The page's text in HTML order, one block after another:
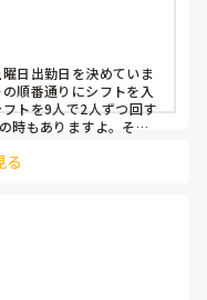
ければ自身で代わりの
とを考えています。
日出勤日を決めていま
順番通りにシフトを入
トを9人で2人ずつ回す
時もありますよ。その
る